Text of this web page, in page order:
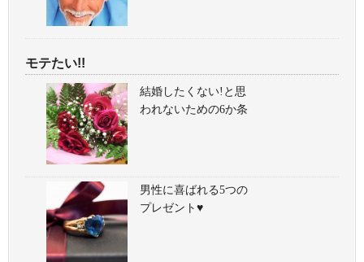
モテたい!!
結婚したくない!と思
われないための6か条
男性に喜ばれる5つの
プレゼント♥